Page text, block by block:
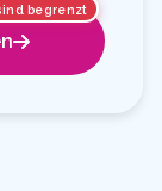
begrenzt